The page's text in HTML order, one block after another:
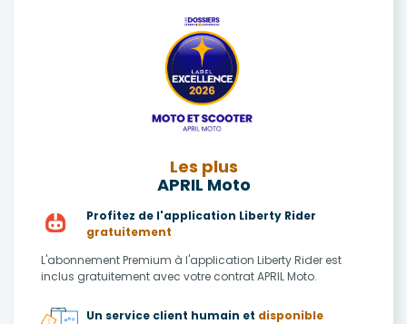
Les plus
APRIL Moto
Profitez de l'application Liberty Rider
gratuitement
L'abonnement Premium à l'application Liberty Rider est
inclus gratuitement avec votre contrat APRIL Moto.
Un service client humain et disponible